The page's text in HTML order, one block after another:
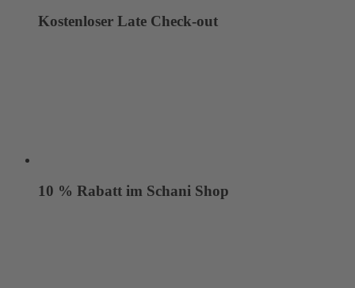
Kostenloser Late Check-out
10 % Rabatt im Schani Shop